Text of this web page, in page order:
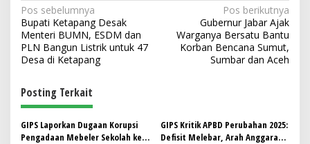
N
a
v
i
g
a
s
Pos sebelumnya
Bupati Ketapang Desak
Menteri BUMN, ESDM dan
PLN Bangun Listrik untuk 47
Desa di Ketapang
Pos berikutnya
Gubernur Jabar Ajak
Warganya Bersatu Bantu
Korban Bencana Sumut,
Sumbar dan Aceh
Posting Terkait
GIPS Laporkan Dugaan Korupsi
Pengadaan Mebeler Sekolah ke
GIPS Kritik APBD Perubahan 2025:
Defisit Melebar, Arah Anggaran